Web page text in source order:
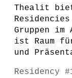
Thealit
Gruppen im
ist Raum
und
Residency